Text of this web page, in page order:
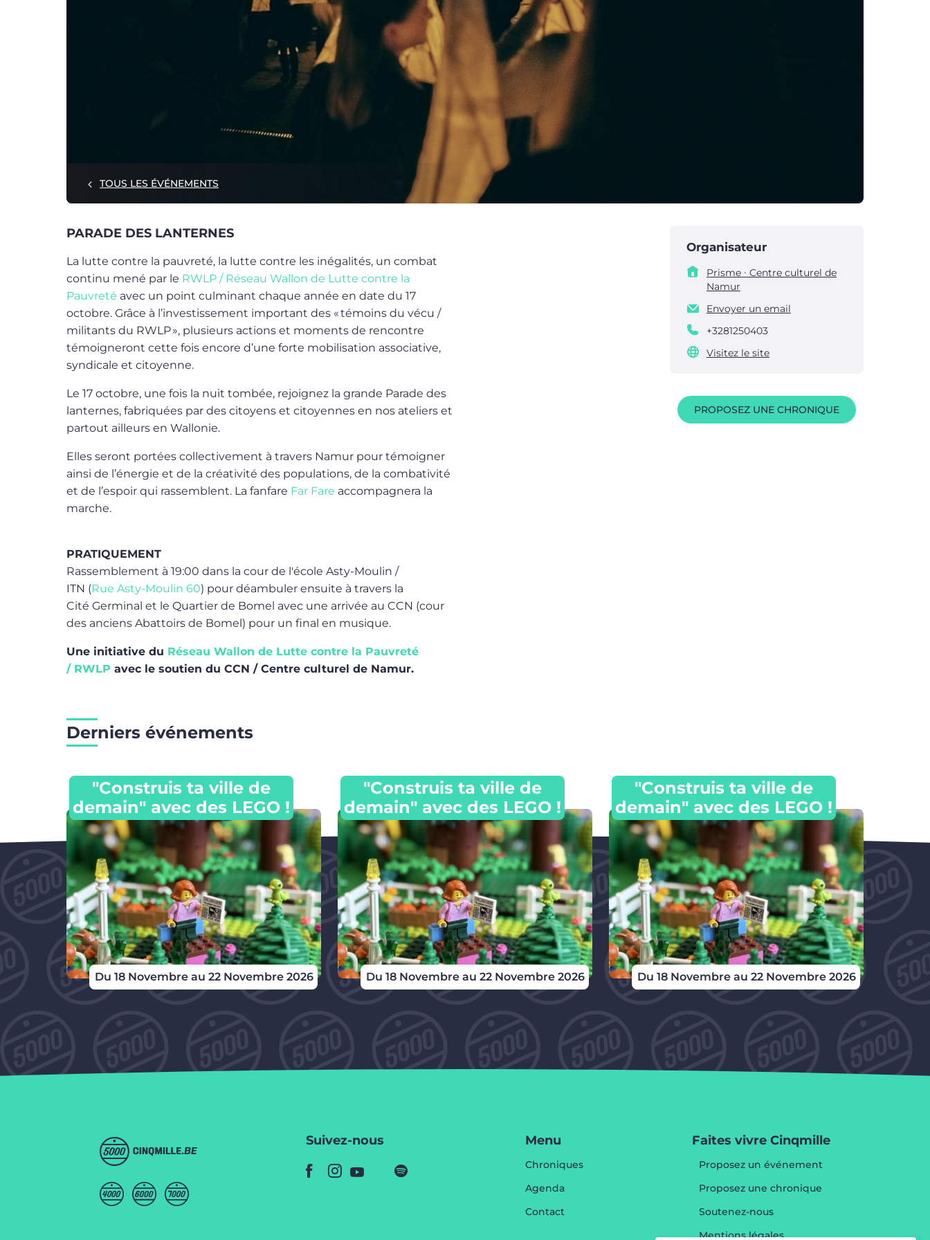
TOUS LES ÉVÉNEMENTS
PARADE DES LANTERNES
La lutte contre la pauvreté, la lutte contre les inégalités, un combat
continu mené par le RWLP / Réseau Wallon de Lutte contre la
Pauvreté avec un point culminant chaque année en date du 17
octobre. Grâce à l’investissement important des « témoins du vécu /
militants du RWLP », plusieurs actions et moments de rencontre
témoigneront cette fois encore d’une forte mobilisation associative,
syndicale et citoyenne.
Le 17 octobre, une fois la nuit tombée, rejoignez la grande Parade des
lanternes, fabriquées par des citoyens et citoyennes en nos ateliers et
partout ailleurs en Wallonie.
Elles seront portées collectivement à travers Namur pour témoigner
ainsi de l’énergie et de la créativité des populations, de la combativité
et de l’espoir qui rassemblent. La fanfare Far Fare accompagnera la
marche.
PRATIQUEMENT
Rassemblement à 19:00 dans la cour de l'école Asty-Moulin /
ITN (Rue Asty-Moulin 60) pour déambuler ensuite à travers la
Cité Germinal et le Quartier de Bomel avec une arrivée au CCN (cour
des anciens Abattoirs de Bomel) pour un final en musique.
Une initiative du Réseau Wallon de Lutte contre la Pauvreté
/ RWLP avec le soutien du CCN / Centre culturel de Namur.
Organisateur
Prisme ∙ Centre culturel de
Namur
Envoyer un email
+3281250403
Visitez le site
PROPOSEZ UNE CHRONIQUE
Derniers événements
Du 18 Novembre au 22 Novembre 2026
"Construis ta ville de
demain" avec des LEGO !
Du 18 Novembre au 22 Novembre 2026
"Construis ta ville de
demain" avec des LEGO !
Du 18 Novembre au 22 Novembre 2026
"Construis ta ville de
demain" avec des LEGO !
Suivez-nous Menu
Chroniques
Agenda
Contact
Faites vivre Cinqmille
Proposez un événement
Proposez une chronique
Soutenez-nous
Mentions légales